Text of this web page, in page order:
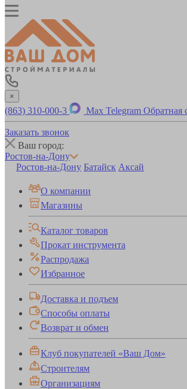
×
(863) 310-000-3 Max Telegram Обратная
Заказать звонок
Ваш город:
Ростов-на-Дону
Ростов-на-Дону Батайск Аксай
О компании
Магазины
Каталог товаров
Прокат инструмента
Распродажа
Избранное
Доставка и подъем
Способы оплаты
Возврат и обмен
Клуб покупателей «Ваш Дом»
Строителям
Организациям